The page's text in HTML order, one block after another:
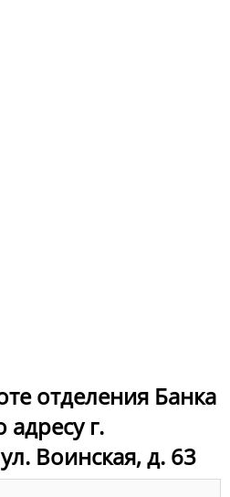
отделения Банка
г.
Воинская, д. 63